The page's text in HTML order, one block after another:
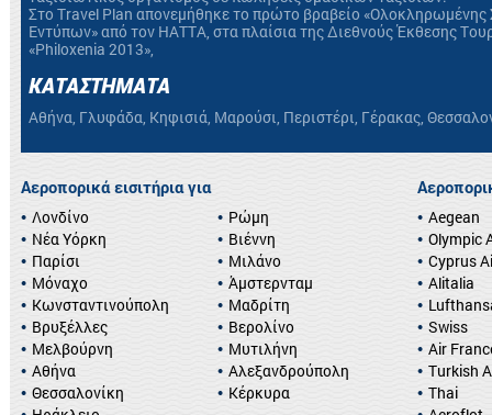
Στο Travel Plan απονεμήθηκε το πρώτο βραβείο «Ολοκληρωμένης
Εντύπων» από τον HATTA, στα πλαίσια της Διεθνούς Έκθεσης
«Philoxenia 2013»,
ΚΑΤΑΣΤΗΜΑΤΑ
Αθήνα, Γλυφάδα, Κηφισιά, Μαρούσι, Περιστέρι, Γέρακας,
Αεροπορικά εισιτήρια για
Λονδίνο
Νέα Υόρκη
Παρίσι
Μόναχο
Κωνσταντινούπολη
Βρυξέλλες
Ρώμη
Βιέννη
Μιλάνο
Άμστερνταμ
Μαδρίτη
Βερολίνο
Μελβούρνη
Αθήνα
Θεσσαλονίκη
Μυτιλήνη
Αλεξανδρούπολη
Κέρκυρα
Aegean
Olympic
Cyprus
Alitalia
Swiss
Air
Turkish
Thai